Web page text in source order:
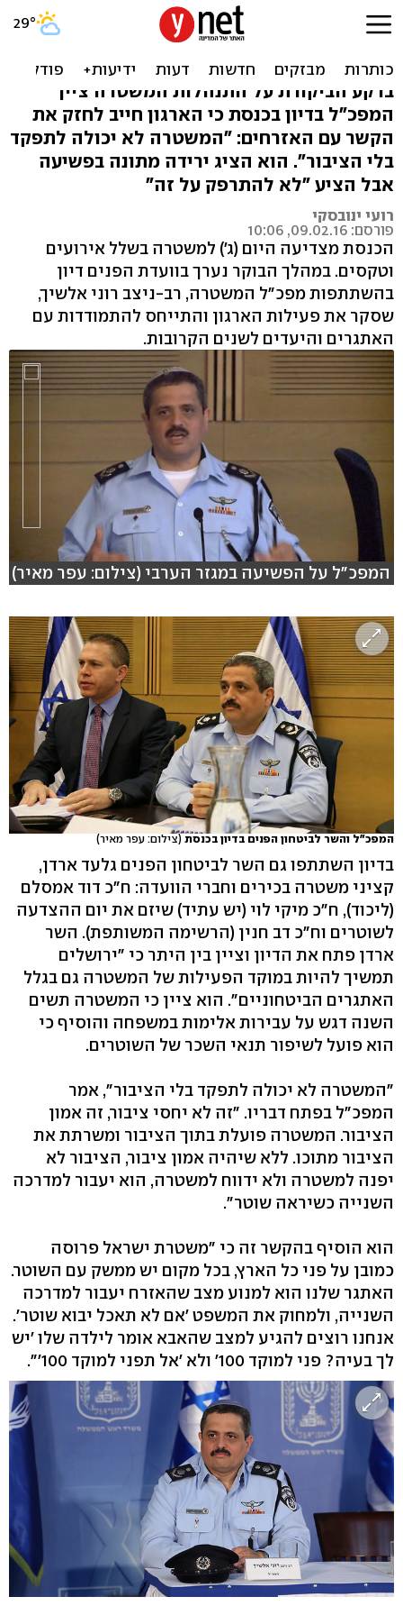
אלשיך: מצב הפשיעה במגזר
הערבי בלתי נסבל
ברקע הביקורת על התנהלות המשטרה ציין
המפכ"ל בדיון בכנסת כי הארגון חייב לחזק את
הקשר עם האזרחים: "המשטרה לא יכולה לתפקד
בלי הציבור". הוא הציג ירידה מתונה בפשיעה
אבל הציע "לא להתרפק על זה"
רועי ינובסקי
פורסם: 09.02.16, 10:06
הכנסת מצדיעה היום (ג') למשטרה בשלל אירועים
וטקסים. במהלך הבוקר נערך בוועדת הפנים דיון
בהשתתפות מפכ"ל המשטרה, רב-ניצב רוני אלשיך,
שסקר את פעילות הארגון והתייחס להתמודדות עם
האתגרים והיעדים לשנים הקרובות.
hlsjs-lite: Network error
המפכ"ל על הפשיעה במגזר הערבי (צילום: עפר מאיר)
המפכ"ל והשר לביטחון הפנים בדיון בכנסת(צילום: עפר מאיר)
בדיון השתתפו גם השר לביטחון הפנים גלעד ארדן,
קציני משטרה בכירים וחברי הוועדה: ח"כ דוד אמסלם
(ליכוד), ח"כ מיקי לוי (יש עתיד) שיזם את יום ההצדעה
לשוטרים וח"כ דב חנין (הרשימה המשותפת). השר
ארדן פתח את הדיון וציין בין היתר כי "ירושלים
תמשיך להיות במוקד הפעילות של המשטרה גם בגלל
האתגרים הביטחוניים". הוא ציין כי המשטרה תשים
השנה דגש על עבירות אלימות במשפחה והוסיף כי
הוא פועל לשיפור תנאי השכר של השוטרים.
"המשטרה לא יכולה לתפקד בלי הציבור", אמר
המפכ"ל בפתח דבריו. "זה לא יחסי ציבור, זה אמון
הציבור. המשטרה פועלת בתוך הציבור ומשרתת את
הציבור מתוכו. ללא שיהיה אמון ציבור, הציבור לא
יפנה למשטרה ולא ידווח למשטרה, הוא יעבור למדרכה
השנייה כשיראה שוטר".
הוא הוסיף בהקשר זה כי "משטרת ישראל פרוסה
כמובן על פני כל הארץ, בכל מקום יש ממשק עם השוטר.
האתגר שלנו הוא למנוע מצב שהאזרח יעבור למדרכה
השנייה, ולמחוק את המשפט 'אם לא תאכל יבוא שוטר'.
אנחנו רוצים להגיע למצב שהאבא אומר לילדה שלו 'יש
לך בעיה? פני למוקד 100' ולא 'אל תפני למוקד 100'".